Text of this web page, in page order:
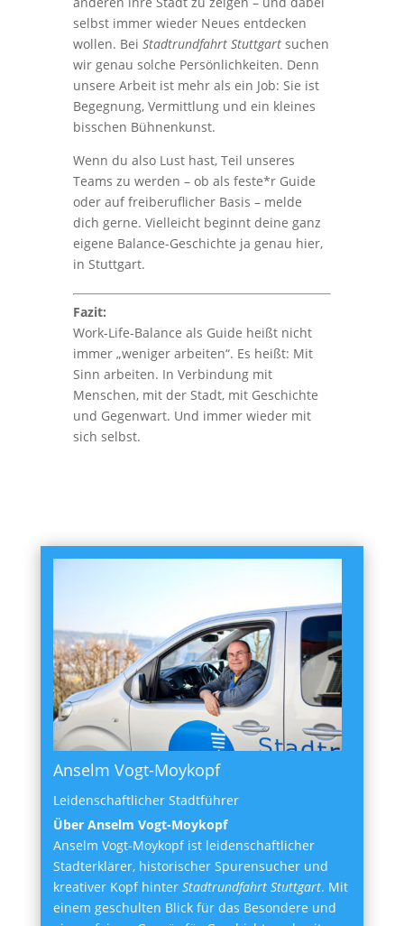
selbst immer wieder Neues entdecken
wollen. Bei Stadtrundfahrt Stuttgartsuchen
wir genau solche Persönlichkeiten. Denn
unsere Arbeit ist mehr als ein Job: Sie ist
Begegnung, Vermittlung und ein kleines
bisschen Bühnenkunst.
Wenn du also Lust hast, Teil unseres
Teams zu werden – ob als feste*r Guide
oder auf freiberuflicher Basis – melde
dich gerne. Vielleicht beginnt deine ganz
eigene Balance-Geschichte ja genau hier,
in Stuttgart.
Fazit:
Work-Life-Balance als Guide heißt nicht
immer „weniger arbeiten“. Es heißt: Mit
Sinn arbeiten. In Verbindung mit
Menschen, mit der Stadt, mit Geschichte
und Gegenwart. Und immer wieder mit
sich selbst.
Anselm Vogt-Moykopf
Leidenschaftlicher Stadtführer
Über Anselm Vogt-Moykopf
Anselm Vogt-Moykopf ist leidenschaftlicher
Stadterklärer, historischer Spurensucher und
kreativer Kopf hinter Stadtrundfahrt Stuttgart. Mit
einem geschulten Blick für das Besondere und